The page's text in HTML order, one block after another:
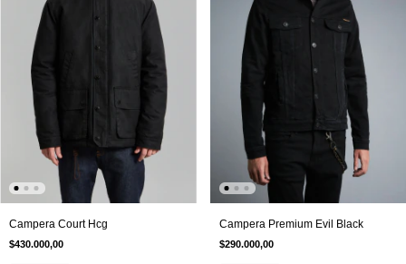
Campera Court Hcg
$430.000,00
Campera Premium Evil Black
$290.000,00